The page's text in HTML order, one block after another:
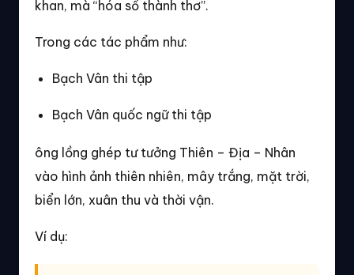
khan, mà “hóa số thành thơ”.
Trong các tác phẩm như:
Bạch Vân thi tập
Bạch Vân quốc ngữ thi tập
ông lồng ghép tư tưởng Thiên – Địa – Nhân
vào hình ảnh thiên nhiên, mây trắng, mặt trời,
biển lớn, xuân thu và thời vận.
Ví dụ: